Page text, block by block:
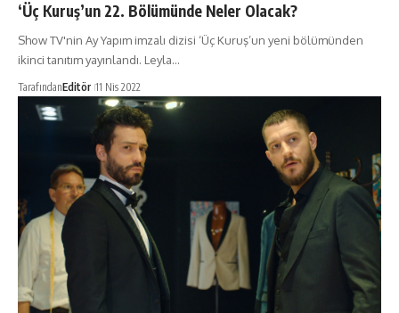
‘Üç Kuruş’un 22. Bölümünde Neler Olacak?
Show TV'nin Ay Yapım imzalı dizisi ‘Üç Kuruş’un yeni bölümünden
ikinci tanıtım yayınlandı. Leyla…
TarafındanEditör 11 Nis 2022